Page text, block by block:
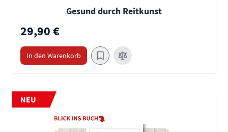
Gesund durch Reitkunst
29,90 €
In den Warenkorb
NEU